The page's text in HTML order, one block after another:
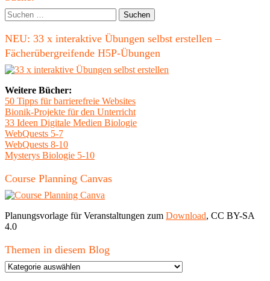
und
Verpackungsmaterialien"
Seitenleiste
Suchen
nach:
NEU: 33 x interaktive Übungen selbst erstellen –
Fächerübergreifende H5P-Übungen
Weitere Bücher:
50 Tipps für barrierefreie Websites
Bionik-Projekte für den Unterricht
33 Ideen Digitale Medien Biologie
WebQuests 5-7
WebQuests 8-10
Mysterys Biologie 5-10
Course Planning Canvas
Planungsvorlage für Veranstaltungen zum Download, CC BY-SA
4.0
Themen in diesem Blog
Themen